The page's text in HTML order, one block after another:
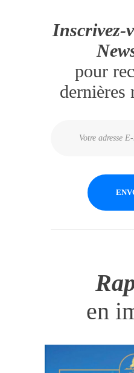
Inscrivez-
pour
dernières
en